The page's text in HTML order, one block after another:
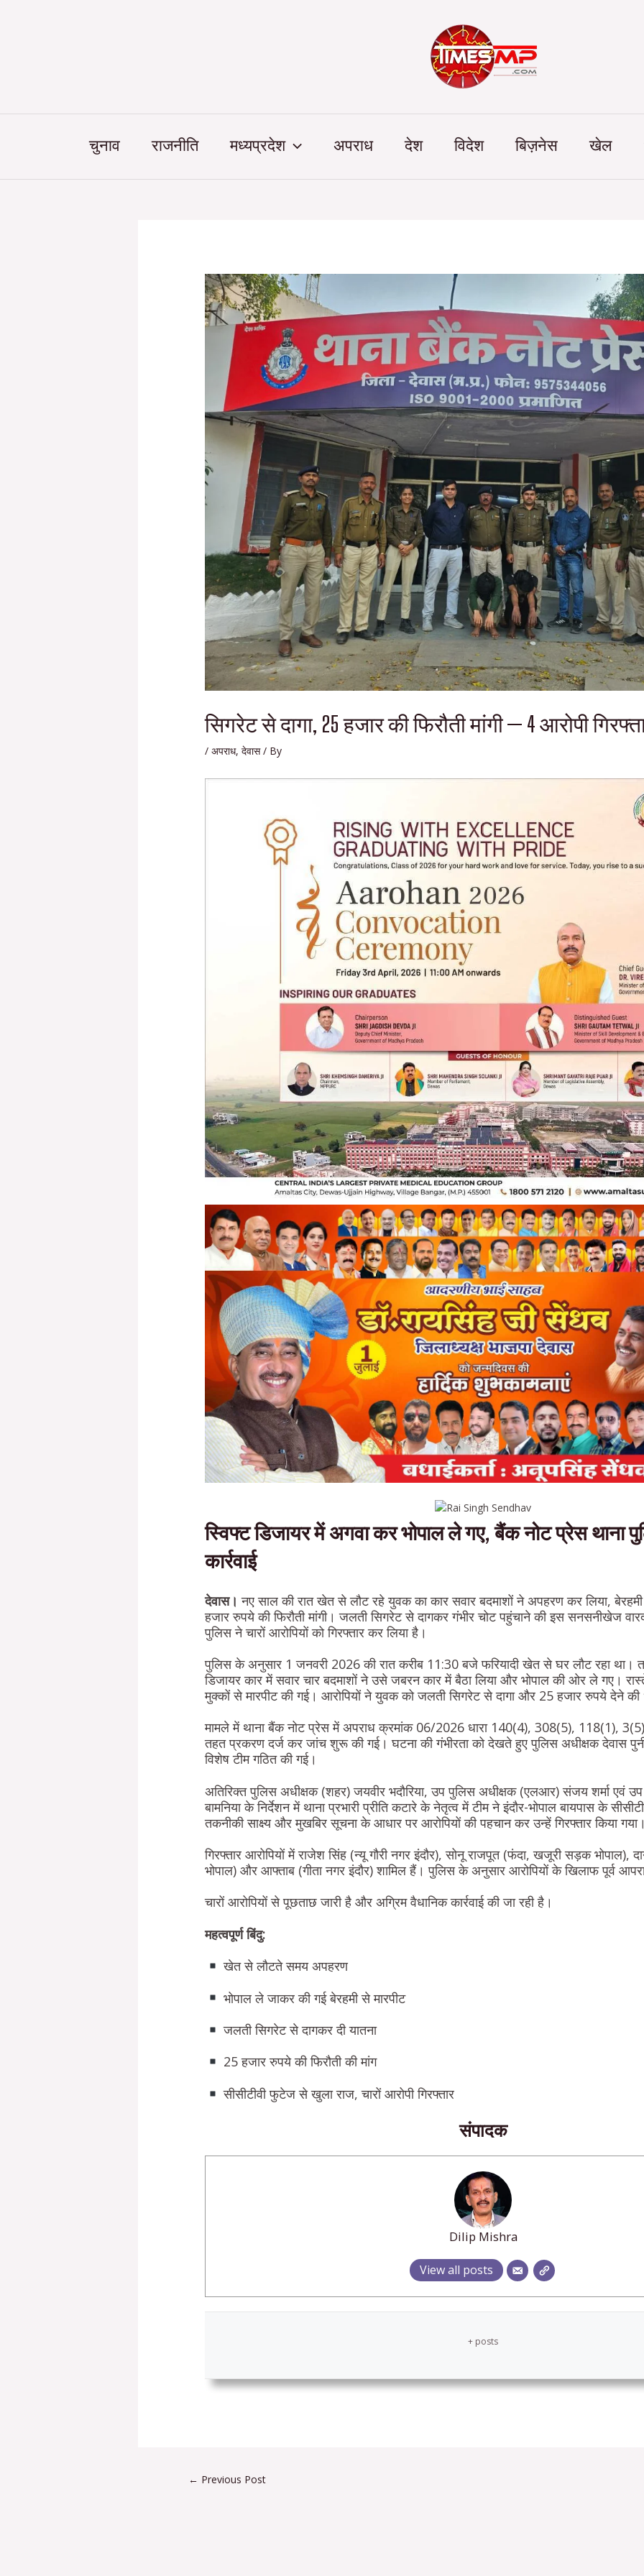
चुनाव राजनीति मध्यप्रदेश अपराध देश विदेश बिज़नेस खेल
सिगरेट से दागा, 25 हजार की फिरौती मांगी — 4 आरोपी
/अपराध,देवास/ By
स्विफ्ट डिजायर में अगवा कर भोपाल ले गए, बैंक नोट प्रेस थाना
कार्रवाई
देवास। नए साल की रात खेत से लौट रहे युवक का कार सवार बदमाशों ने अपहरण कर लिया,
हजार रुपये की फिरौती मांगी। जलती सिगरेट से दागकर गंभीर चोट पहुंचाने की इस सनसनीखेज
पुलिस ने चारों आरोपियों को गिरफ्तार कर लिया है।
पुलिस के अनुसार 1 जनवरी 2026 की रात करीब 11:30 बजे फरियादी खेत से घर लौट रहा था।
डिजायर कार में सवार चार बदमाशों ने उसे जबरन कार में बैठा लिया और भोपाल की ओर ले गए।
मुक्कों से मारपीट की गई। आरोपियों ने युवक को जलती सिगरेट से दागा और 25 हजार रुपये देने की
मामले में थाना बैंक नोट प्रेस में अपराध क्रमांक 06/2026 धारा 140(4), 308(5), 118(1), 3(5)
तहत प्रकरण दर्ज कर जांच शुरू की गई। घटना की गंभीरता को देखते हुए पुलिस अधीक्षक देवास
विशेष टीम गठित की गई।
अतिरिक्त पुलिस अधीक्षक (शहर) जयवीर भदौरिया, उप पुलिस अधीक्षक (एलआर) संजय शर्मा एवं
बामनिया के निर्देशन में थाना प्रभारी प्रीति कटारे के नेतृत्व में टीम ने इंदौर-भोपाल बायपास के
तकनीकी साक्ष्य और मुखबिर सूचना के आधार पर आरोपियों की पहचान कर उन्हें गिरफ्तार किया
गिरफ्तार आरोपियों में राजेश सिंह (न्यू गौरी नगर इंदौर), सोनू राजपूत (फंदा, खजूरी सड़क भोपाल),
भोपाल) और आफ्ताब (गीता नगर इंदौर) शामिल हैं। पुलिस के अनुसार आरोपियों के खिलाफ पूर्व
चारों आरोपियों से पूछताछ जारी है और अग्रिम वैधानिक कार्रवाई की जा रही है।
महत्वपूर्ण बिंदु:
खेत से लौटते समय अपहरण
भोपाल ले जाकर की गई बेरहमी से मारपीट
जलती सिगरेट से दागकर दी यातना
25 हजार रुपये की फिरौती की मांग
सीसीटीवी फुटेज से खुला राज, चारों आरोपी गिरफ्तार
संपादक
Dilip Mishra
View all posts
+ posts
← Previous Post